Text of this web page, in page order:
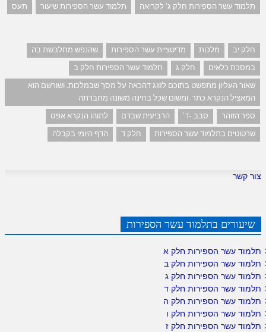
תלמוד עשר הספירות חלק ג' לקריאה
תלמוד עשר הספירות שיעור תעס
חלק יב מלכות מדיטציית עשר הספירות
שהנפש מתלבשת בה
במסכת כלאים
חלק ג
תלמוד עשר הספירות חלק ב
שאור העליון מתפשט בתוכם לזווג דהכאה על מסך שבמלכות. ושורשם הוא
המאציל הנקרא כתר. ומשום שכל בחינה משונה מחברתה
ספר הזוהר
סבב -ד' הרביעית שבדם
לתוהו הנקרא אפס
שרטוטים בתלמוד עשר הספירות
חלק ד הדף היומי בקבלה
צור קשר
שיעורים בתלמוד עשר הספירות
תלמוד עשר הספירות חלק א
תלמוד עשר הספירות חלק ב
תלמוד עשר הספירות חלק ג
תלמוד עשר הספירות חלק ד
תלמוד עשר הספירות חלק ה
תלמוד עשר הספירות חלק ו
תלמוד עשר הספירות חלק ז